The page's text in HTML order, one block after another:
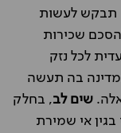
תבקש לעשות
שכירות
לכל נזק
בה תעשה
שים לב, בחלק
אי שמירת